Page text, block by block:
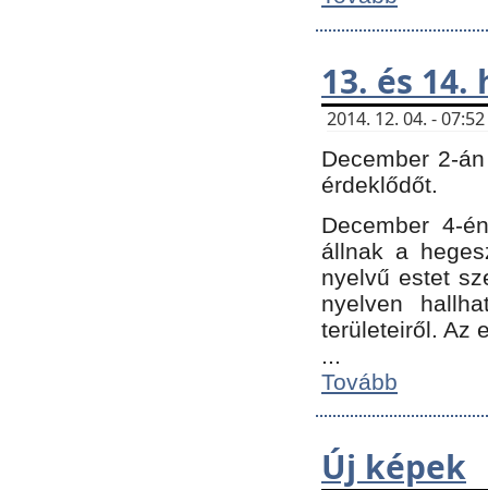
13. és
2014. 12. 04. -
December 2-
érdeklődőt.
December 4-
állnak a
nyelvű estet
nyelven
területeiről. Az
...
Tovább
Új képek